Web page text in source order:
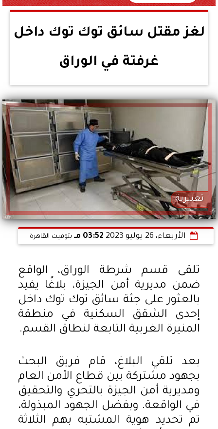
لغز مقتل سائق توك توك داخل
غرفتة في الوراق
تعبيرية
الأربعاء، 26 يوليو 2023 03:52 مـ بتوقيت القاهرة
تلقى قسم شرطة الوراق، الواقع
ضمن مديرية أمن الجيزة، بلاغًا يفيد
بالعثور على جثة سائق توك توك داخل
إحدى الشقق السكنية في منطقة
المنيرة الغربية التابعة لنطاق القسم.
بعد تلقي البلاغ، قام فريق البحث
بجهود مشتركة بين قطاع الأمن العام
ومديرية أمن الجيزة بالتحري والتحقيق
في الواقعة. وبفضل الجهود المبذولة،
تم تحديد هوية المشتبه بهم الثلاثة